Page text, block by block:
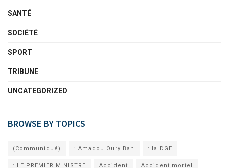
SANTÉ
SOCIÉTÉ
SPORT
TRIBUNE
UNCATEGORIZED
BROWSE BY TOPICS
(Communiqué) : Amadou Oury Bah : la DGE
: LE PREMIER MINISTRE Accident Accident mortel